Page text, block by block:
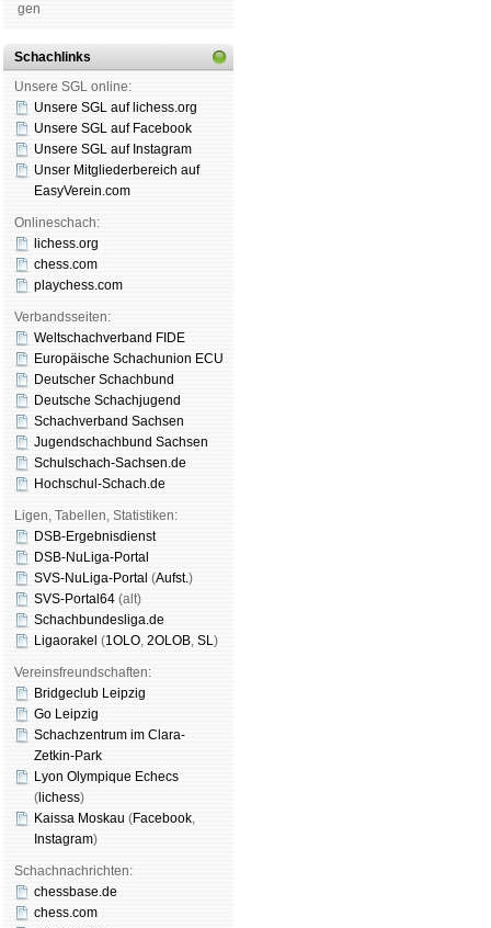
gen
Schachlinks
Unsere SGL online:
Unsere SGL auf li­chess.org
Unsere SGL auf Face­book
Unsere SGL auf Insta­gram
Unser Mitgliederbereich auf
EasyVerein.com
Onlineschach:
lichess.org
chess.com
playchess.com
Verbandsseiten:
Weltschachverband FIDE
Europäische Schachunion ECU
Deutscher Schachbund
Deutsche Schachjugend
Schachverband Sachsen
Jugendschachbund Sachsen
Schulschach-Sachsen.de
Hochschul-Schach.de
Ligen, Tabellen, Statistiken:
DSB-Ergebnisdienst
DSB-NuLiga-Portal
SVS-NuLiga-Portal (Aufst.)
SVS-Portal64 (alt)
Schachbundesliga.de
Ligaorakel (1OLO, 2OLOB, SL)
Vereinsfreundschaften:
Bridgeclub Leipzig
Go Leipzig
Schachzentrum im Clara-
Zetkin-Park
Lyon Olympique Echecs
( lichess)
Kaissa Moskau (Face­book,
Insta­gram)
Schachnachrichten:
chessbase.de
chess.com